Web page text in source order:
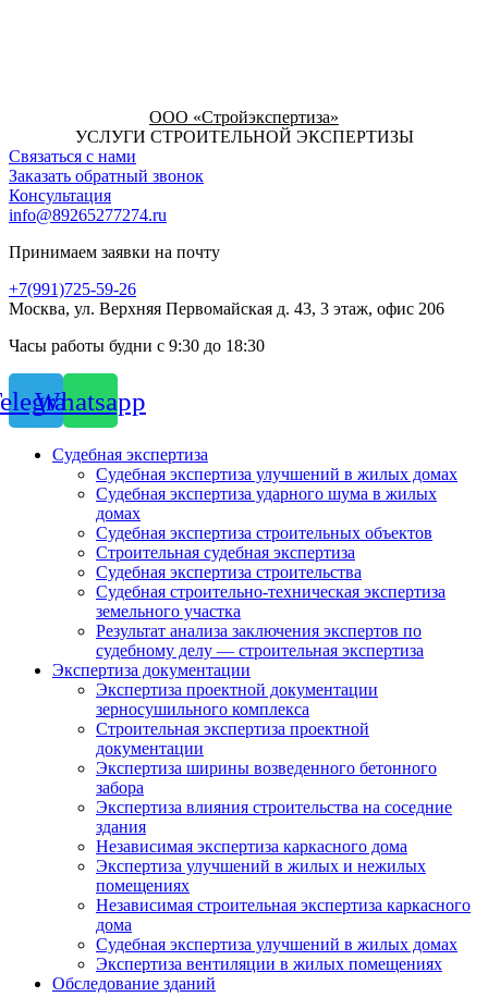
ООО «Стройэкспертиза»
УСЛУГИ СТРОИТЕЛЬНОЙ ЭКСПЕРТИЗЫ
Связаться с нами
Заказать обратный звонок
Консультация
info@89265277274.ru
Принимаем заявки на почту
+7(991)725-59-26
Москва, ул. Верхняя Первомайская д. 43, 3 этаж, офис 206
Часы работы будни с 9:30 до 18:30
Whatsapp
Судебная экспертиза
Судебная экспертиза улучшений в жилых домах
Судебная экспертиза ударного шума в жилых
домах
Судебная экспертиза строительных объектов
Строительная судебная экспертиза
Судебная экспертиза строительства
Судебная строительно-техническая экспертиза
земельного участка
Результат анализа заключения экспертов по
судебному делу — строительная экспертиза
Экспертиза документации
Экспертиза проектной документации
зерносушильного комплекса
Строительная экспертиза проектной
документации
Экспертиза ширины возведенного бетонного
забора
Экспертиза влияния строительства на соседние
здания
Независимая экспертиза каркасного дома
Экспертиза улучшений в жилых и нежилых
помещениях
Независимая строительная экспертиза каркасного
дома
Судебная экспертиза улучшений в жилых домах
Экспертиза вентиляции в жилых помещениях
Обследование зданий